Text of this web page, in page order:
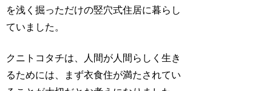
を浅く掘っただけの竪穴式住居に暮らし
ていました。
クニトコタチは、人間が人間らしく生き
るためには、まず衣食住が満たされてい